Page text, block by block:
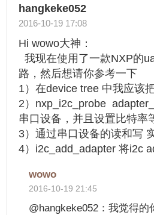
hangkeke052
2016-10-19 17:08
Hi wowo大神：
我现在使用了一款NXP的
路，然后想请你参考一下
1）在device tree 中我应该
2）nxp_i2c_probe
串口设备，并且设置比特率
3）通过串口设备的读和写
4）i2c_add_adapter 将i2c
wowo
2016-10-19 21:45
@hangkeke052：我觉得